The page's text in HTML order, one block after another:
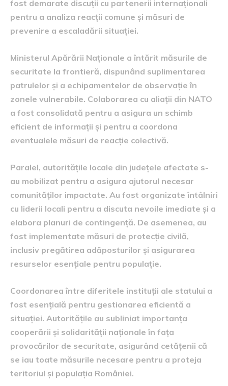
fost demarate discuții cu partenerii internaționali
pentru a analiza reacții comune și măsuri de
prevenire a escaladării situației.
Ministerul Apărării Naționale a întărit măsurile de
securitate la frontieră, dispunând suplimentarea
patrulelor și a echipamentelor de observație în
zonele vulnerabile. Colaborarea cu aliații din NATO
a fost consolidată pentru a asigura un schimb
eficient de informații și pentru a coordona
eventualele măsuri de reacție colectivă.
Paralel, autoritățile locale din județele afectate s-
au mobilizat pentru a asigura ajutorul necesar
comunităților impactate. Au fost organizate întâlniri
cu liderii locali pentru a discuta nevoile imediate și a
elabora planuri de contingență. De asemenea, au
fost implementate măsuri de protecție civilă,
inclusiv pregătirea adăposturilor și asigurarea
resurselor esențiale pentru populație.
Coordonarea între diferitele instituții ale statului a
fost esențială pentru gestionarea eficientă a
situației. Autoritățile au subliniat importanța
cooperării și solidarității naționale în fața
provocărilor de securitate, asigurând cetățenii că
se iau toate măsurile necesare pentru a proteja
teritoriul și populația României.